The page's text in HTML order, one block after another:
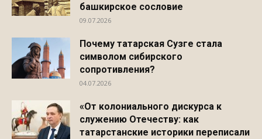
башкирское сословие
09.07.2026
Почему татарская Сузге стала
символом сибирского
сопротивления?
04.07.2026
«От колониального дискурса к
служению Отечеству: как
татарстанские историки переписали